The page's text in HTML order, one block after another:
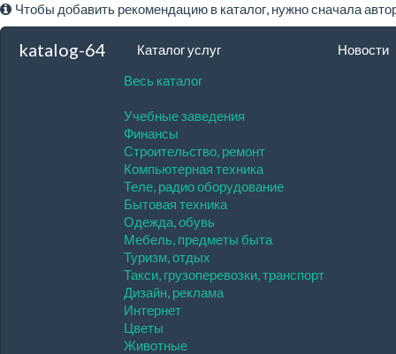
Чтобы добавить рекомендацию в каталог, нужно сначала
katalog-64
Каталог услуг
Весь каталог
Учебные заведения
Финансы
Строительство, ремонт
Компьютерная техника
Теле, радио оборудование
Бытовая техника
Одежда, обувь
Мебель, предметы быта
Туризм, отдых
Такси, грузоперевозки, транспорт
Дизайн, реклама
Интернет
Цветы
Животные
Новости